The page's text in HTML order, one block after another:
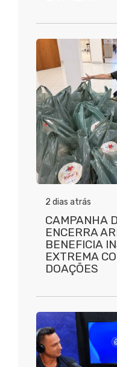
2 dias atrás
CAMPANHA
ENCERRA
BENEFICIA
EXTREMA
DOAÇÕES